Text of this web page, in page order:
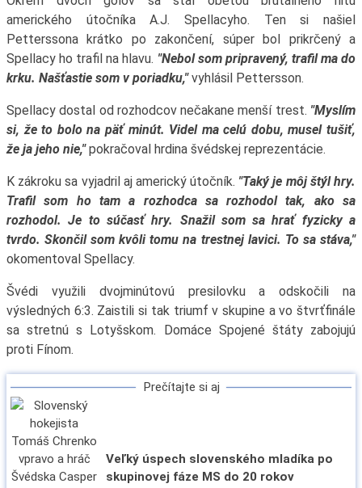
amerického útočníka A.J. Spellacyho. Ten si našiel
Petterssona krátko po zakončení, súper bol prikrčený a
Spellacy ho trafil na hlavu. "Nebol som pripravený, trafil ma do
krku. Našťastie som v poriadku,"vyhlásil Pettersson.
Spellacy dostal od rozhodcov nečakane menší trest. "Myslím
si, že to bolo na päť minút. Videl ma celú dobu, musel tušiť,
že ja jeho nie,"pokračoval hrdina švédskej reprezentácie.
K zákroku sa vyjadril aj americký útočník. "Taký je môj štýl hry.
Trafil som ho tam a rozhodca sa rozhodol tak, ako sa
rozhodol. Je to súčasť hry. Snažil som sa hrať fyzicky a
tvrdo. Skončil som kvôli tomu na trestnej lavici. To sa stáva,"
okomentoval Spellacy.
Švédi využili dvojminútovú presilovku a odskočili na
výsledných 6:3. Zaistili si tak triumf v skupine a vo štvrťfinále
sa stretnú s Lotyšskom. Domáce Spojené štáty zabojujú
proti Fínom.
Prečítajte si aj
Veľký úspech slovenského mladíka po
skupinovej fáze MS do 20 rokov